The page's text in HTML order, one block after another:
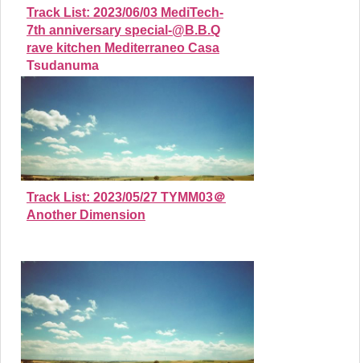
Track List: 2023/06/03 MediTech-
7th anniversary special-@B.B.Q
rave kitchen Mediterraneo Casa
Tsudanuma
Track List: 2023/05/27 TYMM03＠
Another Dimension